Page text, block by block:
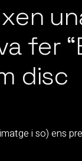
fer
disc
i so) ens